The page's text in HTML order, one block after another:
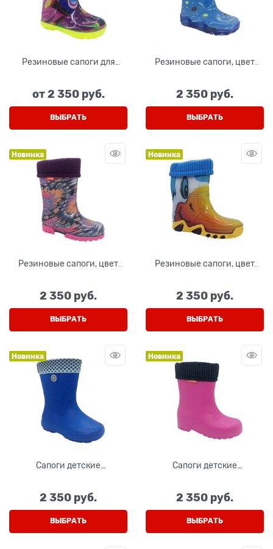
Резиновые сапоги для
от2 350 руб.
ВЫБРАТЬ
Резиновые сапоги, цвет
2 350 руб.
ВЫБРАТЬ
Новинка
Резиновые сапоги, цвет
2 350 руб.
ВЫБРАТЬ
Новинка
Резиновые сапоги, цвет
2 350 руб.
ВЫБРАТЬ
Новинка
Сапоги детские
цвет синий
2 350 руб.
ВЫБРАТЬ
Новинка
Сапоги детские
цвет розовый
2 350 руб.
ВЫБРАТЬ